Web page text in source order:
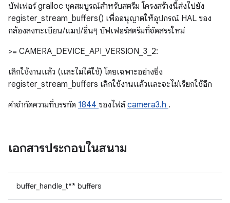
บัฟเฟอร์ gralloc ชุดสมบูรณ์สำหรับสตรีม โครงสร้างนี้ส่งไปยัง
register_stream_buffers() เพื่ออนุญาตให้อุปกรณ์ HAL ของ
กล้องลงทะเบียน/แมป/อื่นๆ บัฟเฟอร์สตรีมที่จัดสรรใหม่
>= CAMERA_DEVICE_API_VERSION_3_2:
เลิกใช้งานแล้ว (และไม่ได้ใช้) โดยเฉพาะอย่างยิ่ง
register_stream_buffers เลิกใช้งานแล้วและจะไม่เรียกใช้อีก
คําจํากัดความที่บรรทัด 1844 ของไฟล์camera3.h .
เอกสารประกอบในสนาม
buffer_handle_t** buffers